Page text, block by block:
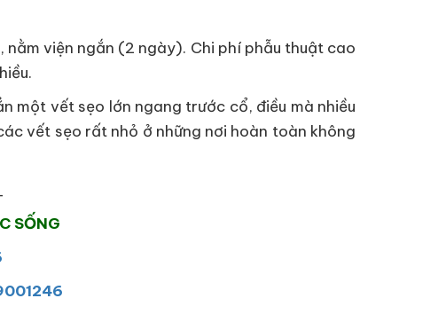
nằm viện ngắn (2 ngày). Chi phí phẫu thuật cao
một vết sẹo lớn ngang trước cổ, điều mà nhiều
vết sẹo rất nhỏ ở những nơi hoàn toàn không
SỐNG